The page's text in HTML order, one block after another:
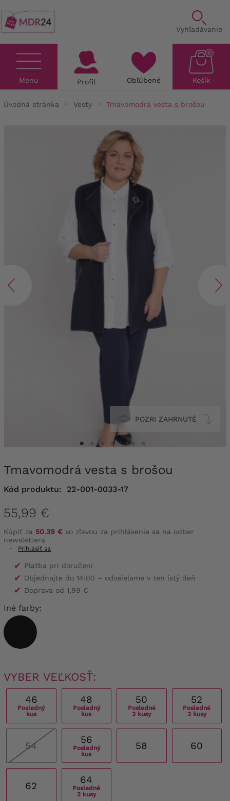
Vyhľadávanie
Menu Profil Obľúbené Košík
0
Úvodná stránka Vesty Tmavomodrá vesta s brošou
POZRI ZAHRNUTÉ
Tmavomodrá vesta s brošou
Kód produktu: 22-001-0033-17
55,99 €
Kúpiť za 50.39 € so zľavou za prihlásenie sa na odber
newslettera
-
Prihlásiť sa
✔ Platba pri doručení
✔ Objednajte do 14:00 – odosielame v ten istý deň
✔ Doprava od 1,99 €
Iné farby:
VYBER VEĽKOSŤ:
46
Posledný
kus
48
Posledný
kus
50
Posledné
3 kusy
52
Posledné
3 kusy
54
56
Posledný
kus
58 60
62
64
Posledné
2 kusy